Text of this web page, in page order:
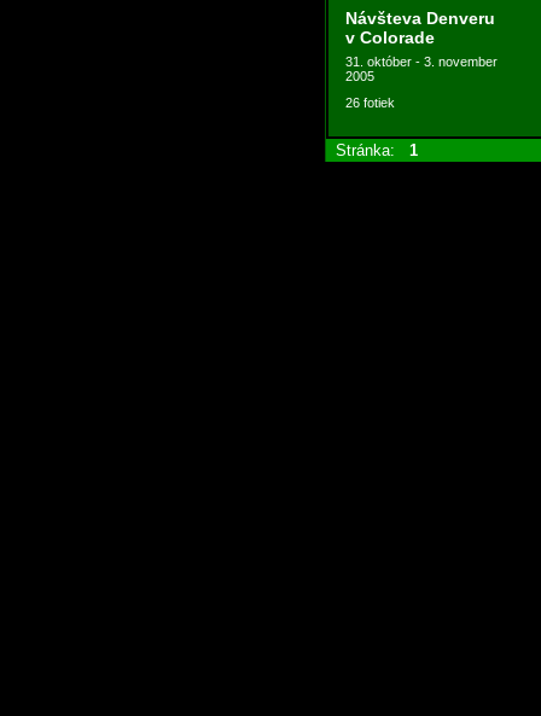
Návšteva Denveru
v Colorade
31. október - 3. november
2005
26 fotiek
Stránka: 1